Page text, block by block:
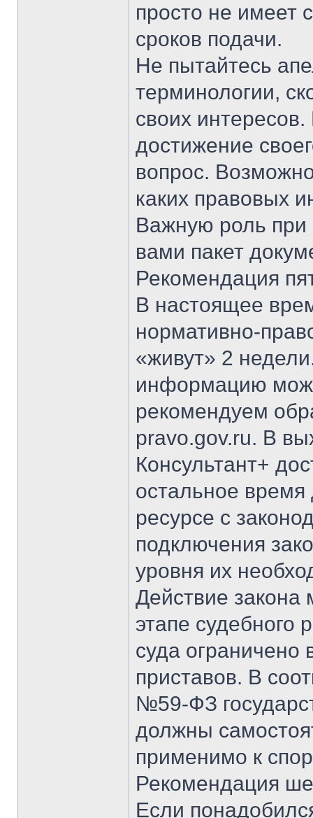
просто не имеет
сроков подачи.
Не пытайтесь
терминологии,
своих
достижение
вопрос.
каких правовых
Важную роль при
вами пакет
Рекомендация
В настоящее
нормативно-
«живут» 2
информацию
рекомендуем
pravo.gov.ru. В
Консультант+
остальное
ресурсе с
подключения
уровня их
Действие
этапе
суда ограничено
приставов. В
№59-ФЗ
должны
применимо к
Рекомендация
Если